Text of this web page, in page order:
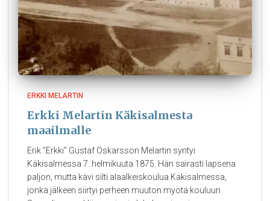
ERKKI MELARTIN
Erkki Melartin Käkisalmesta
maailmalle
Erik ”Erkki” Gustaf Oskarsson Melartin syntyi
Käkisalmessa 7. helmikuuta 1875. Hän sairasti lapsena
paljon, mutta kävi silti alaalkeiskoulua Käkisalmessa,
jonka jälkeen siirtyi perheen muuton myötä kouluun